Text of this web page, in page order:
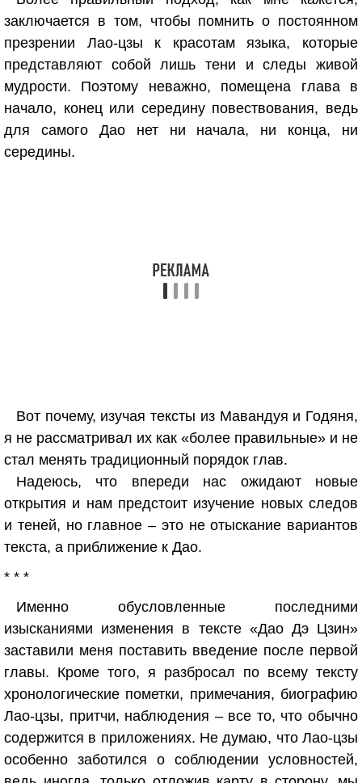
заключается в том, чтобы помнить о постоянном
презрении Лао-цзы к красотам языка, которые
представляют собой лишь тени и следы живой
мудрости. Поэтому неважно, помещена глава в
начало, конец или середину повествования, ведь
для самого Дао нет ни начала, ни конца, ни
середины.
Вот почему, изучая тексты из Мавандуя и Годяня,
я не рассматривал их как «более правильные» и не
стал менять традиционный порядок глав.
Надеюсь, что впереди нас ожидают новые
открытия и нам предстоит изучение новых следов
и теней, но главное – это не отыскание вариантов
текста, а приближение к Дао.
* * *
Именно обусловленные последними
изысканиями изменения в тексте «Дао Дэ Цзин»
заставили меня поставить введение после первой
главы. Кроме того, я разбросал по всему тексту
хронологические пометки, примечания, биографию
Лао-цзы, притчи, наблюдения – все то, что обычно
содержится в приложениях. Не думаю, что Лао-цзы
особенно заботился о соблюдении условностей,